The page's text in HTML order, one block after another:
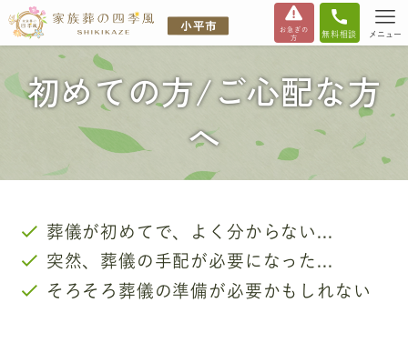
お急ぎの
方
無料相談 メニュー
初めての方/ご心配な方
へ
葬儀が初めてで、よく分からない...
突然、葬儀の手配が必要になった...
そろそろ葬儀の準備が必要かもしれない